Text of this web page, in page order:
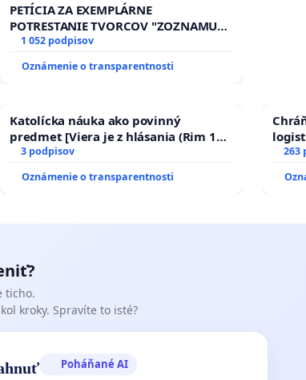
PETÍCIA ZA EXEMPLÁRNE
POTRESTANIE TVORCOV "ZOZNAMU
NEPRIATEĽOV"!
1 052 podpisov
Oznámenie o transparentnosti
Katolícka náuka ako povinný
predmet [Viera je z hlásania (Rim 10,
17)]
3 podpisov
Oznámenie o transparentnosti
263
ticho.
kroky. Spravíte to isté?
Poháňané AI